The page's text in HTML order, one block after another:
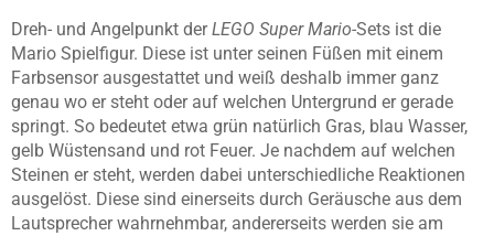
Dreh- und Angelpunkt derLEGO Super Mario-Sets ist die
Mario Spielfigur. Diese ist unter seinen Füßen mit einem
Farbsensor ausgestattet und weiß deshalb immer ganz
genau wo er steht oder auf welchen Untergrund er gerade
springt. So bedeutet etwa grün natürlich Gras, blau Wasser,
gelb Wüstensand und rot Feuer. Je nachdem auf welchen
Steinen er steht, werden dabei unterschiedliche Reaktionen
ausgelöst. Diese sind einerseits durch Geräusche aus dem
Lautsprecher wahrnehmbar, andererseits werden sie am